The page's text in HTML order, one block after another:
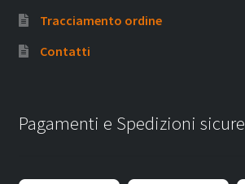
Tracciamento ordine
Contatti
Pagamenti e Spedizioni sicure